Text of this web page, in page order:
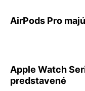
AirPods Pro
Apple Watch
predstavené